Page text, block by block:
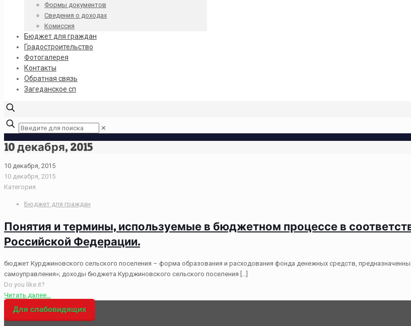
Формы документов
Сведения о доходах
Комиссия
Бюджет для граждан
Градостроительство
Фотогалерея
Контакты
Обратная связь
Загеданское сп
✕
10 декабря, 2015
10 декабря, 2015
10 декабря, 2015
Категория
Бюджет для граждан
Понятия и термины, используемые в бюджетном процессе в
Российской Федерации.
бюджет Курджиновского сельского поселения – форма образования и расходования фонда денежных средств,
самоуправления»; доходы бюджета Курджиновского сельского поселения
Do you like it?
Читать далее...
Для слабовидящих